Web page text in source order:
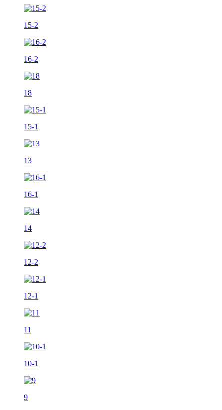
15-2
16-2
18
15-1
13
16-1
14
12-2
12-1
11
10-1
9